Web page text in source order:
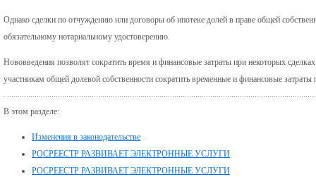
Однако сделки по отчуждению или договоры об ипотеке долей в праве общей
обязательному нотариальному удостоверению.
Нововведения позволят сократить время и финансовые затраты при некоторых
участникам общей долевой собственности сократить временные и финансовые
В этом разделе:
Изменения в законодательстве
РОСРЕЕСТР РАЗВИВАЕТ ЭЛЕКТРОННЫЕ УСЛУГИ
РОСРЕЕСТР РАЗВИВАЕТ ЭЛЕКТРОННЫЕ УСЛУГИ